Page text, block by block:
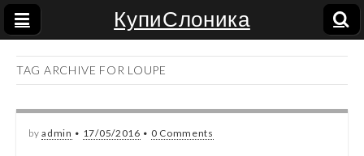
КупиСлоника
TAG ARCHIVE FOR LOUPE
byadmin • 17/05/2016 • 0 Comments